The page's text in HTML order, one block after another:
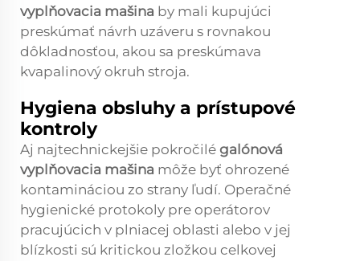
vyplňovacia mašina by mali kupujúci
preskúmať návrh uzáveru s rovnakou
dôkladnosťou, akou sa preskúmava
kvapalinový okruh stroja.
Hygiena obsluhy a prístupové
kontroly
Aj najtechnickejšie pokročilé galónová
vyplňovacia mašina môže byť ohrozené
kontamináciou zo strany ľudí. Operačné
hygienické protokoly pre operátorov
pracujúcich v plniacej oblasti alebo v jej
blízkosti sú kritickou zložkou celkovej